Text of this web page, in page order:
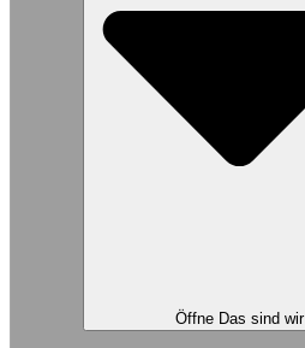
Öffne Das sind wir